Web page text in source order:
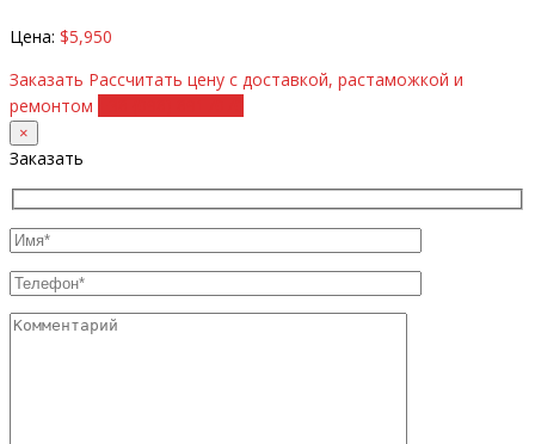
Цена: $5,950
Заказать Рассчитать цену с доставкой, растаможкой и
ремонтом
×
Заказать